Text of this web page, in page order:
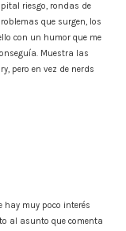
riesgo, rondas de
que surgen, los
con un humor que me
Muestra las
pero en vez de nerds
hay muy poco interés
al asunto que comenta